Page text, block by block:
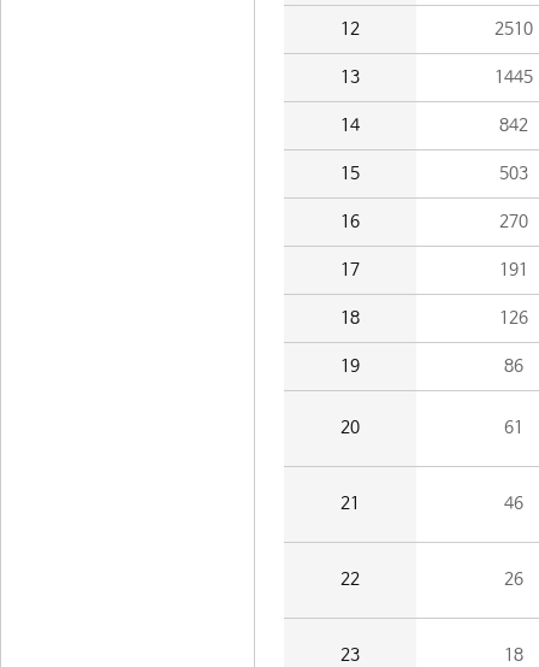
12 2510
13 1445
14 842
15 503
16 270
17 191
18 126
19 86
20 61
21 46
22 26
23 18